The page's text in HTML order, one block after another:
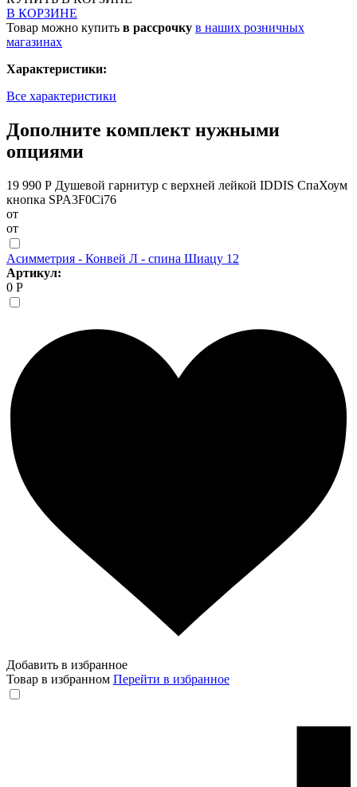
В КОРЗИНЕ
Товар можно купить в рассрочку в наших розничных
магазинах
Характеристики:
Все характеристики
Дополните комплект нужными
опциями
19 990 Р Душевой гарнитур с верхней лейкой IDDIS СпаХоум
кнопка SPA3F0Ci76
от
от
Асимметрия - Конвей Л - спина Шиацу 12
Артикул:
0 Р
Добавить в избранное
Товар в избранном Перейти в избранное